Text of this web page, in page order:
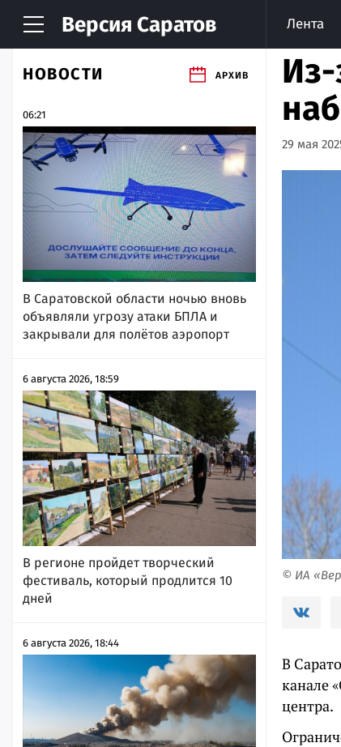
Версия Саратов Лента
НОВОСТИ АРХИВ
06:21
В Саратовской области ночью вновь
объявляли угрозу атаки БПЛА и
закрывали для полётов аэропорт
6 августа 2026, 18:59
В регионе пройдет творческий
фестиваль, который продлится 10
дней
6 августа 2026, 18:44
Из-
29 мая
© ИА
В
канале
центра.